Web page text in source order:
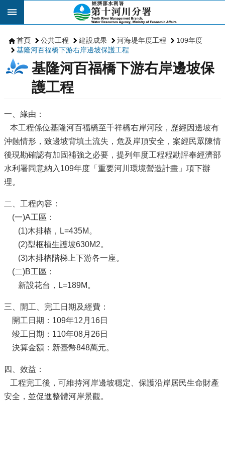
跳到主要內容區塊
首頁 公共工程 建設成果 河海堤年度工程
109年度
基隆河百福橋下游右岸邊坡保護工程
基隆河百福橋下游右岸邊坡保
護工程
一、緣由：
本工程係位基隆河百福橋至千祥橋右岸河段，歷經因邊坡有
沖蝕情形，致邊坡背填土流失，危及岸頂安全，案經民眾陳情
後現勘確認有加固補強之必要，提列年度工程程勘評奉經濟部
水利署同意納入109年度「重要河川環境營造計畫」項下辦
理。
二、工程內容：
(一)A工區：
(1)木排樁，L=435M。
(2)型框植生護坡630M2。
(3)木排樁階梯上下游各一座。
(二)B工區：
新設花台，L=189M。
三、開工、完工日期及經費：
開工日期：109年12月16日
竣工日期：110年08月26日
決算金額：新臺幣848萬元。
四、效益：
工程完工後，可維持河岸邊坡穩定、保護沿岸居民生命財產
安全，並促進整體河岸景觀。